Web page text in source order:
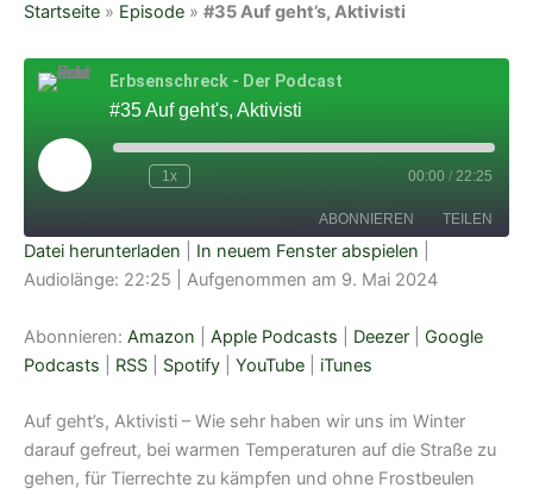
Startseite » Episode » #35 Auf geht’s, Aktivisti
Erbsenschreck - Der Podcast
#35 Auf geht's, Aktivisti
Play
Episode
1x 00:00 / 22:25
ABONNIEREN TEILEN
Amazon Apple Podcasts
RSS Spotify
RSS FEED
TEILEN
LINK
Datei herunterladen In neuem Fenster abspielen
Audiolänge: 22:25
Aufgenommen am 9. Mai 2024
Abonnieren: Amazon Apple Podcasts Deezer
Google
Podcasts
RSS Spotify YouTube iTunes
Auf geht’s, Aktivisti – Wie sehr haben wir uns im Winter
darauf gefreut, bei warmen Temperaturen auf die Straße zu
gehen, für Tierrechte zu kämpfen und ohne Frostbeulen